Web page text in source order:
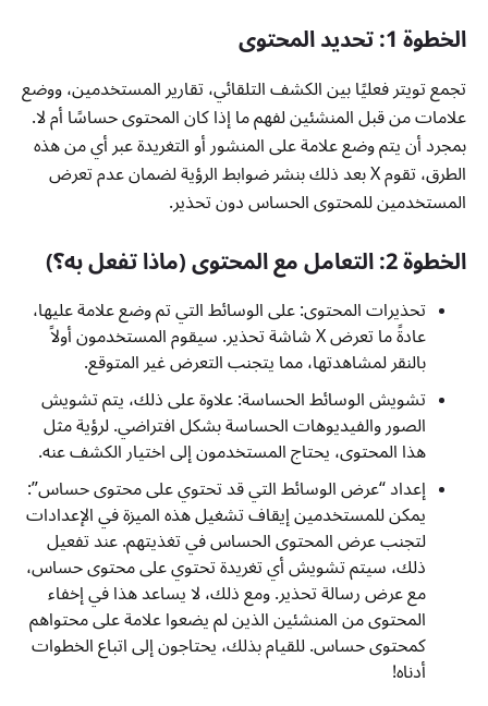
الخطوة 1: تحديد المحتوى
تجمع تويتر فعليًا بين الكشف التلقائي، تقارير المستخدمين، ووضع
علامات من قبل المنشئين لفهم ما إذا كان المحتوى حساسًا أم لا.
بمجرد أن يتم وضع علامة على المنشور أو التغريدة عبر أي من هذه
الطرق، تقوم X بعد ذلك بنشر ضوابط الرؤية لضمان عدم تعرض
المستخدمين للمحتوى الحساس دون تحذير.
الخطوة 2: التعامل مع المحتوى (ماذا تفعل به؟)
تحذيرات المحتوى: على الوسائط التي تم وضع علامة عليها،
عادةً ما تعرض X شاشة تحذير. سيقوم المستخدمون أولاً
بالنقر لمشاهدتها، مما يتجنب التعرض غير المتوقع.
تشويش الوسائط الحساسة: علاوة على ذلك، يتم تشويش
الصور والفيديوهات الحساسة بشكل افتراضي. لرؤية مثل
هذا المحتوى، يحتاج المستخدمون إلى اختيار الكشف عنه.
إعداد “عرض الوسائط التي قد تحتوي على محتوى حساس”:
يمكن للمستخدمين إيقاف تشغيل هذه الميزة في الإعدادات
لتجنب عرض المحتوى الحساس في تغذيتهم. عند تفعيل
ذلك، سيتم تشويش أي تغريدة تحتوي على محتوى حساس،
مع عرض رسالة تحذير. ومع ذلك، لا يساعد هذا في إخفاء
المحتوى من المنشئين الذين لم يضعوا علامة على محتواهم
كمحتوى حساس. للقيام بذلك، يحتاجون إلى اتباع الخطوات
أدناه!